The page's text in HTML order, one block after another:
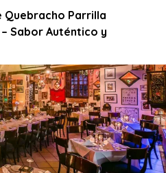
Quebracho Parrilla
Sabor Auténtico y